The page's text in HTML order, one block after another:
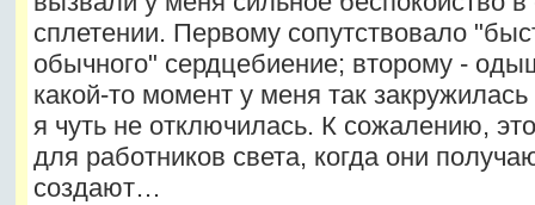
сплетении. Первому сопутствовало
обычного" сердцебиение; второму -
какой-то момент у меня так закружилась
я чуть не отключилась. К сожалению,
для работников света, когда они
создают…